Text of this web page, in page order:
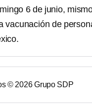
6 de junio,
vacunación de
© 2026Grupo SDP